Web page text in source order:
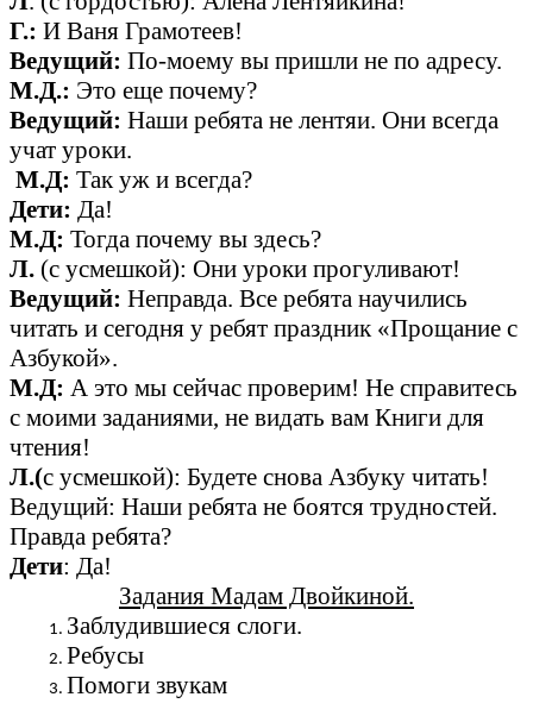
Г.: И Ваня Грамотеев!
Ведущий: По-моему вы пришли не по адресу.
М.Д.: Это еще почему?
Ведущий: Наши ребята не лентяи. Они всегда
учат уроки.
М.Д: Так уж и всегда?
Дети: Да!
М.Д: Тогда почему вы здесь?
Л. (с усмешкой): Они уроки прогуливают!
Ведущий: Неправда. Все ребята научились
читать и сегодня у ребят праздник «Прощание с
Азбукой».
М.Д: А это мы сейчас проверим! Не справитесь
с моими заданиями, не видать вам Книги для
чтения!
Л.(с усмешкой): Будете снова Азбуку читать!
Ведущий: Наши ребята не боятся трудностей.
Правда ребята?
Дети: Да!
Задания Мадам Двойкиной.
Заблудившиеся слоги.
Ребусы
Помоги звукам